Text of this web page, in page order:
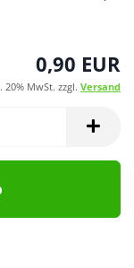
0,90 EUR
20% MwSt. zzgl. Versand